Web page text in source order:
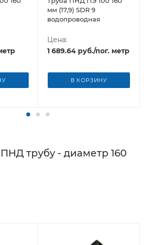
мм (17,9) SDR 9
водопроводная
Цена:
1 689.64 руб./пог. метр
В КОРЗИНУ
трубу - диаметр 160